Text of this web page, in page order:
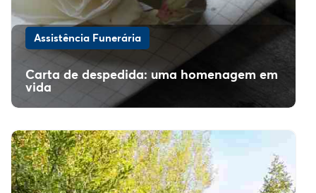
Assistência Funerária
Carta de despedida: uma homenagem em
vida